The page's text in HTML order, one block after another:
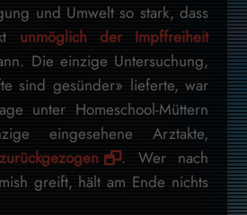
und Umwelt so stark, dass
unmöglich der Impffreiheit
Die einzige Untersuchung,
sind gesünder» lieferte, war
unter Homeschool-Müttern
eingesehene Arztakte,
. Wer nach
greift, hält am Ende nichts